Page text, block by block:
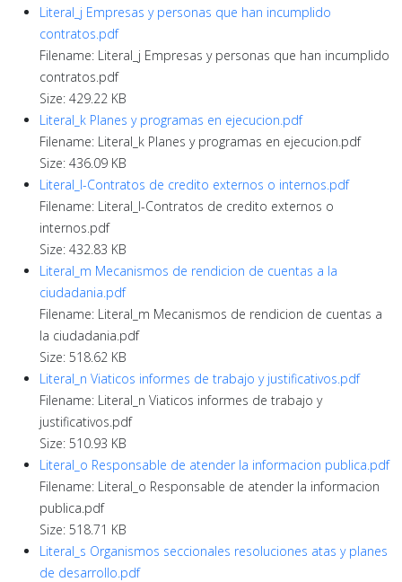
Literal_j Empresas y personas que han incumplido
contratos.pdf
Filename: Literal_j Empresas y personas que han incumplido
contratos.pdf
Size: 429.22 KB
Literal_k Planes y programas en ejecucion.pdf
Filename: Literal_k Planes y programas en ejecucion.pdf
Size: 436.09 KB
Literal_l-Contratos de credito externos o internos.pdf
Filename: Literal_l-Contratos de credito externos o
internos.pdf
Size: 432.83 KB
Literal_m Mecanismos de rendicion de cuentas a la
ciudadania.pdf
Filename: Literal_m Mecanismos de rendicion de cuentas a
la ciudadania.pdf
Size: 518.62 KB
Literal_n Viaticos informes de trabajo y justificativos.pdf
Filename: Literal_n Viaticos informes de trabajo y
justificativos.pdf
Size: 510.93 KB
Literal_o Responsable de atender la informacion publica.pdf
Filename: Literal_o Responsable de atender la informacion
publica.pdf
Size: 518.71 KB
Literal_s Organismos seccionales resoluciones atas y planes
de desarrollo.pdf